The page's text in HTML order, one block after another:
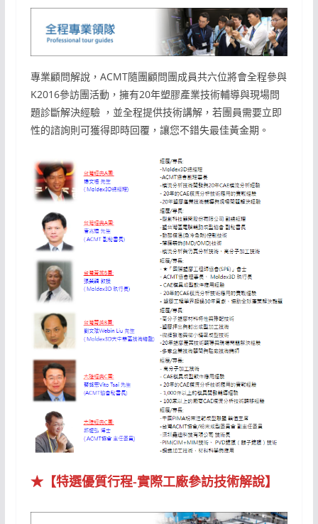
專業顧問解說，ACMT隨團顧問團成員共六位將會全程參與
K2016參訪團活動，擁有20年塑膠產業技術輔導與現場問
題診斷解決經驗 ，並全程提供技術講解，若團員需要立即
性的諮詢則可獲得即時回覆，讓您不錯失最佳黃金期。
★【特選優質行程-實際工廠參訪技術解說】